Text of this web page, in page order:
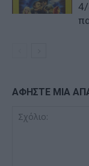
4/
ΑΦΗΣΤΕ ΜΙΑ